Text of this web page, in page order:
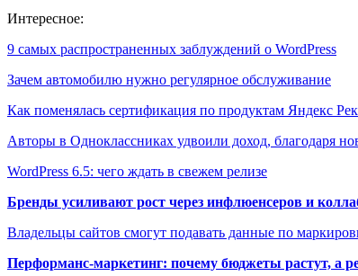
Интересное:
9 самых распространенных заблуждений о WordPress
Зачем автомобилю нужно регулярное обслуживание
Как поменялась сертификация по продуктам Яндекс
Авторы в Одноклассниках удвоили доход, благодаря
WordPress 6.5: чего ждать в свежем релизе
Бренды усиливают рост через инфлюенсеров и
Владельцы сайтов смогут подавать данные по
Перформанс-маркетинг: почему бюджеты растут, а